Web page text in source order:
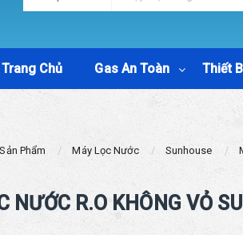
Trang Chủ Gas An Toàn Thiết
Sản Phẩm Máy Lọc Nước Sunhouse
NƯỚC R.O KHÔNG VỎ